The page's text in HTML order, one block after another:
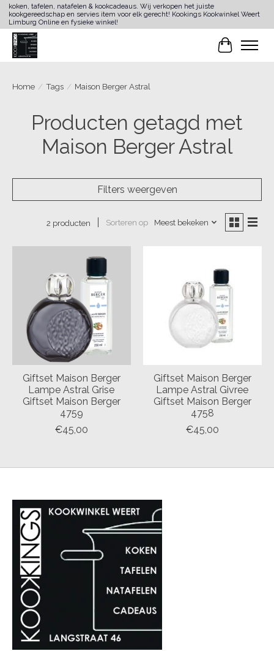
koken, tafelen, natafelen & kookcadeaus. Wij verkopen het juiste
kookgereedschap en servies item voor elk gerecht! Kookings Kookwinkel Weert
Limburg Online en fysieke winkel!
Home / Tags / Maison Berger Astral
Producten getagd met
Maison Berger Astral
Filters weergeven
2 producten Sorteren op Meest bekeken
Giftset Maison Berger
Lampe Astral Grise
Giftset Maison Berger
4759
€45,00
Giftset Maison Berger
Lampe Astral Givree
Giftset Maison Berger
4758
€45,00